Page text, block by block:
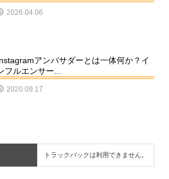
2026.04.06
アンバサダーとは一体何か？イ
フルエンサー...
2020.09.17
トラックバックは利用できません。